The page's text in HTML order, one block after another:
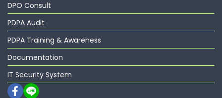
DPO Consult
PDPA Audit
PDPA Training & Awareness
Documentation
IT Security System